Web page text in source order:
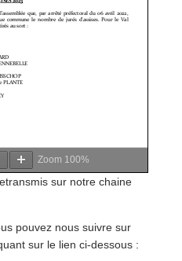
Zoom 100%
sur notre chaine
pouvez nous suivre sur
sur le lien ci-dessous :